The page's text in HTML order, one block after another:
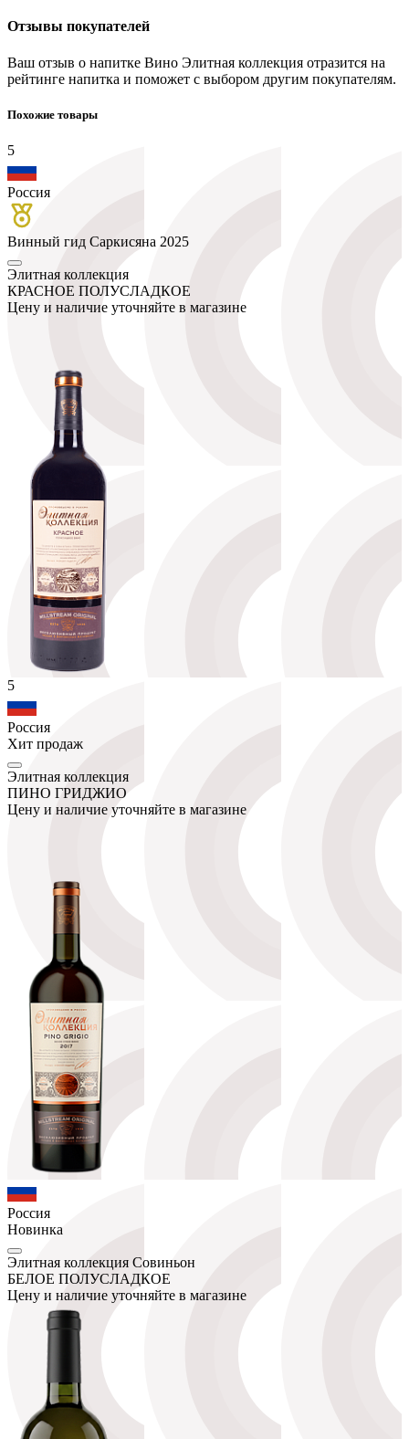
Отзывы покупателей
Ваш отзыв о напитке Вино Элитная коллекция отразится на
рейтинге напитка и поможет с выбором другим покупателям.
Похожие товары
5
Россия
Винный гид Саркисяна 2025
Элитная коллекция
КРАСНОЕ ПОЛУСЛАДКОЕ
Цену и наличие уточняйте в магазине
5
Россия
Хит продаж
Элитная коллекция
ПИНО ГРИДЖИО
Цену и наличие уточняйте в магазине
Россия
Новинка
Элитная коллекция Совиньон
БЕЛОЕ ПОЛУСЛАДКОЕ
Цену и наличие уточняйте в магазине